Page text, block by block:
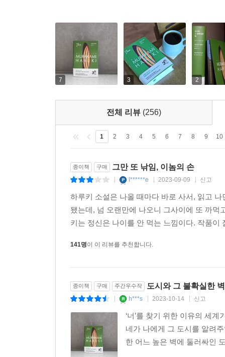
했다. ‘코로나19’와 ‘우크라이나 전쟁’을 겪으며
일이 개인의 선택으로 떠맡겨지는 오늘날의 현상
밝혔다.
『도시와 그 불확실한 벽』에는 하루키의 작품
하루키는 주로 개인의 내면에 집중하는 작가라
세계를 보여주는 동시에 ‘계승’ ‘이후 세대’라는
벽의 웃음소리를 들으면서 나는 고개를 들지 않
없다. 두려워해서는 안 된다. 나는 온 힘을 쥐어짜
『도시와 그 불확실한 벽』은 무라카미 하루
하루키를 기대하게 하는 또다른 시작을 의미한
7 3 2
전체 리뷰 (256)
1 2 3 4 5 6 7 8 9 10
종이책 구매 그만 또 낚임, 이놈의 손
l******e 2023-09-09 신고
하루키 소설은 나올 때마다 바로 사서, 읽고
됐는데, 넘 오랜만에 나오니 그사이에 또 까
키는 정신은 나이를 안 먹는 느낌이다. 작품
141명이 이 리뷰를 추천합니다.
종이책 구매 주간우수작 도시와 그 불확실한
h***s 2023-10-14 신고
‘너’를 찾기 위한 이유의 세
네가 나에게 그 도시를 알려
한 어느 높은 벽에 둘러싸인